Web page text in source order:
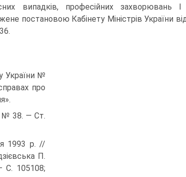
випадків, професійних захворювань І
постановою Кабінету Міністрів України
України №
про
№ 38. — Ст.
1993 р. //
П.
С. 105108;